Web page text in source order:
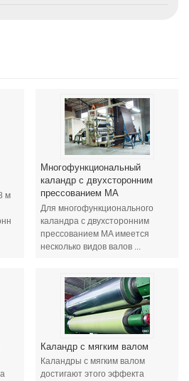
м
Многофункциональный
каландр с двухсторонним
прессованием MA
Для многофункционального
каландра с двухсторонним
прессованием MA имеется
несколько видов валов ...
Каландр с мягким валом
Каландры с мягким валом
достигают этого эффекта